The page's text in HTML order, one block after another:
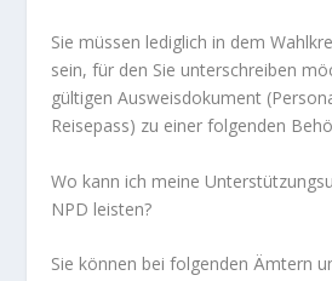
Sie müssen lediglich in dem
sein, für den Sie unterschreiben
gültigen Ausweisdokument
Reisepass) zu einer folgenden
Wo kann ich meine
NPD leisten?
Sie können bei folgenden Ämtern